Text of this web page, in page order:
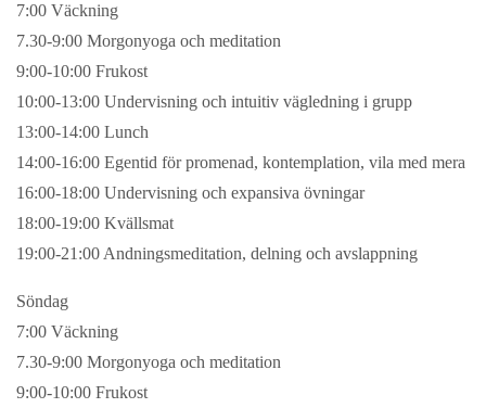
7:00 Väckning
7.30-9:00 Morgonyoga och meditation
9:00-10:00 Frukost
10:00-13:00 Undervisning och intuitiv vägledning i grupp
13:00-14:00 Lunch
14:00-16:00 Egentid för promenad, kontemplation, vila med mera
16:00-18:00 Undervisning och expansiva övningar
18:00-19:00 Kvällsmat
19:00-21:00 Andningsmeditation, delning och avslappning
Söndag
7:00 Väckning
7.30-9:00 Morgonyoga och meditation
9:00-10:00 Frukost